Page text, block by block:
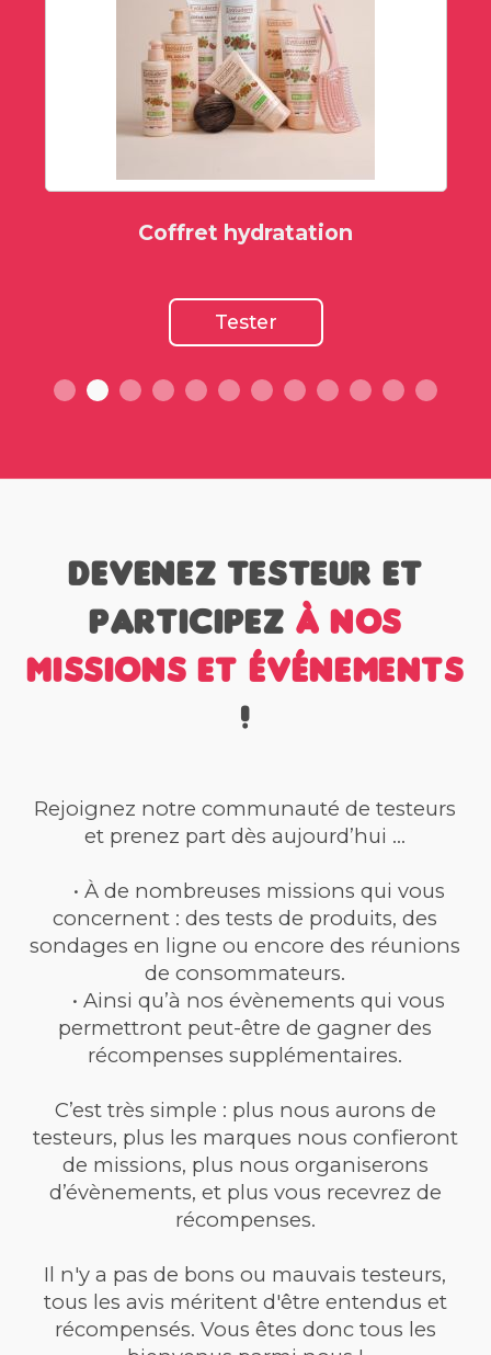
Coffret hydratation
Tester
Devenez testeur et
participez à nos
missions et événements
!
Rejoignez notre communauté de testeurs
et prenez part dès aujourd’hui ...
• À de nombreuses missions qui vous
concernent : des tests de produits, des
sondages en ligne ou encore des réunions
de consommateurs.
• Ainsi qu’à nos évènements qui vous
permettront peut-être de gagner des
récompenses supplémentaires.
C’est très simple : plus nous aurons de
testeurs, plus les marques nous confieront
de missions, plus nous organiserons
d’évènements, et plus vous recevrez de
récompenses.
Il n'y a pas de bons ou mauvais testeurs,
tous les avis méritent d'être entendus et
récompensés. Vous êtes donc tous les